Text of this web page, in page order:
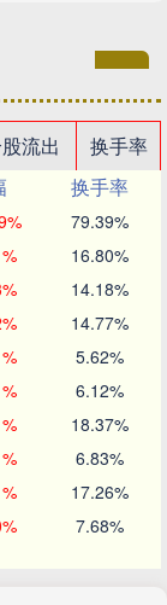
流出
换手率
换手率
79.39%
16.80%
14.18%
14.77%
5.62%
6.12%
18.37%
6.83%
17.26%
7.68%